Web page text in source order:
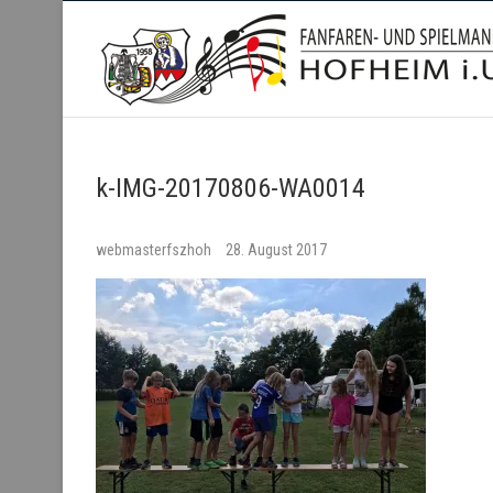
Fanfaren- und
k-IMG-20170806-WA0014
webmasterfszhoh 28. August 2017